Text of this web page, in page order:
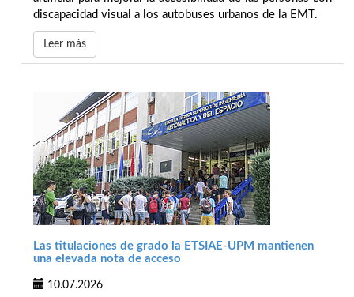
discapacidad visual a los autobuses urbanos de la EMT.
Leer más
Las titulaciones de grado la ETSIAE-UPM mantienen
una elevada nota de acceso
10.07.2026